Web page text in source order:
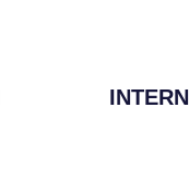
INTERN